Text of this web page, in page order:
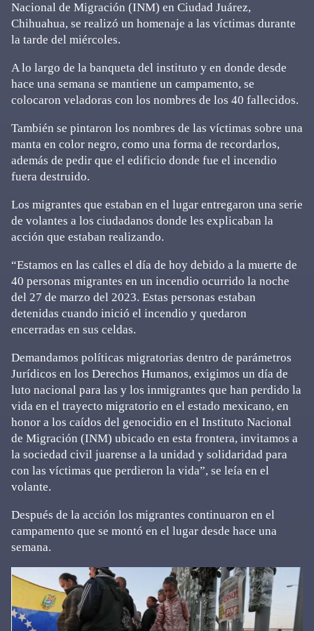
Nacional de Migración (INM) en Ciudad Juárez,
Chihuahua, se realizó un homenaje a las víctimas durante
la tarde del miércoles.
A lo largo de la banqueta del instituto y en donde desde
hace una semana se mantiene un campamento, se
colocaron veladoras con los nombres de los 40 fallecidos.
También se pintaron los nombres de las víctimas sobre una
manta en color negro, como una forma de recordarlos,
además de pedir que el edificio donde fue el incendio
fuera destruido.
Los migrantes que estaban en el lugar entregaron una serie
de volantes a los ciudadanos donde les explicaban la
acción que estaban realizando.
“Estamos en las calles el día de hoy debido a la muerte de
40 personas migrantes en un incendio ocurrido la noche
del 27 de marzo del 2023. Estas personas estaban
detenidas cuando inició el incendio y quedaron
encerradas en sus celdas.
Demandamos políticas migratorias dentro de parámetros
Jurídicos en los Derechos Humanos, exigimos un día de
luto nacional para las y los inmigrantes que han perdido la
vida en el trayecto migratorio en el estado mexicano, en
honor a los caídos del genocidio en el Instituto Nacional
de Migración (INM) ubicado en esta frontera, invitamos a
la sociedad civil juarense a la unidad y solidaridad para
con las víctimas que perdieron la vida”, se leía en el
volante.
Después de la acción los migrantes continuaron en el
campamento que se montó en el lugar desde hace una
semana.